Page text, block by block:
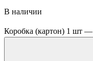
В наличии
Коробка (картон) 1 шт —